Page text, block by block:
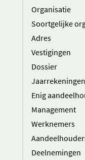
Organisatie
Soortgelijke
Adres
Vestigingen
Dossier
Jaarrekeningen
Enig
Management
Werknemers
Deelnemingen